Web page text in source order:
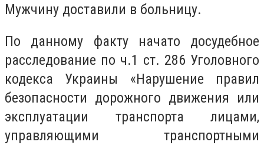
Мужчину доставили в больницу.
По данному факту начато досудебное
расследование по ч.1 ст. 286 Уголовного
кодекса Украины «Нарушение правил
безопасности дорожного движения или
эксплуатации транспорта лицами,
управляющими транспортными